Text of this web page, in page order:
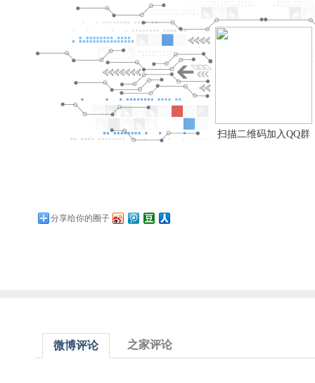
扫描二维码加入QQ群
分享给你的圈子
微博评论 之家评论